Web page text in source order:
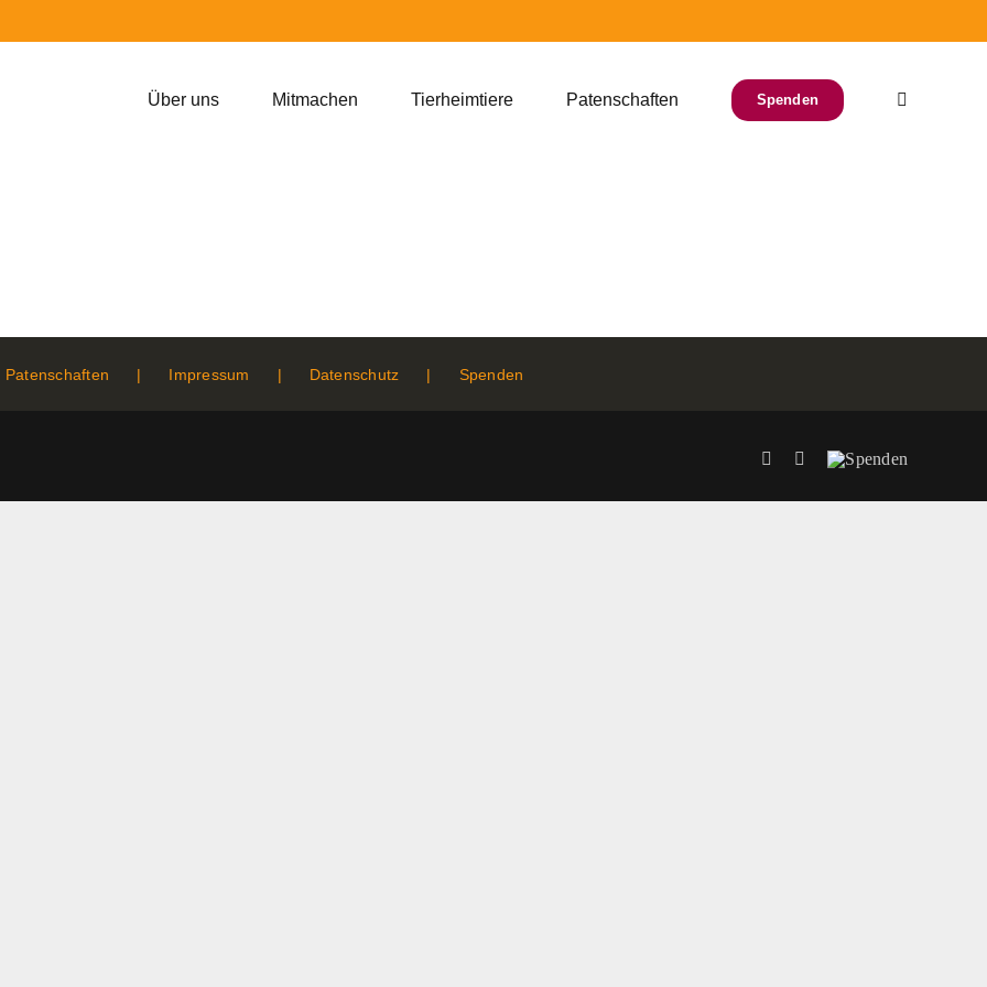
Über uns Mitmachen Tierheimtiere Patenschaften Spenden
Patenschaften Impressum Datenschutz Spenden
FacebookInstagram
Spenden